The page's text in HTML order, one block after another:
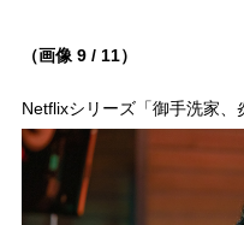
（画像 9 / 11）
Netflixシリーズ「御手洗家、